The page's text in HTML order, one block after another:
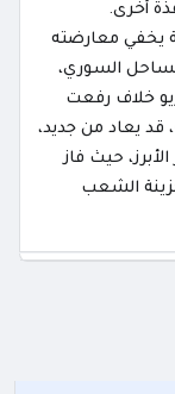
أخرى.
يخفي معارضته
السوري،
خلاف رفعت
قد يعاد من جديد،
حيث فاز
الشعب